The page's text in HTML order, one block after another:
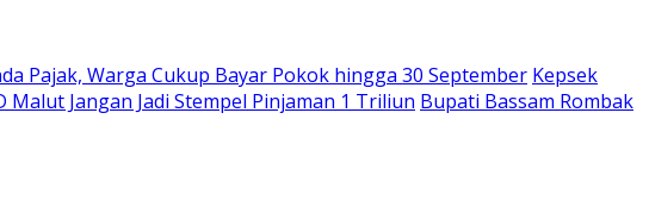
Pajak, Warga Cukup Bayar Pokok hingga 30 September Kepsek
Malut Jangan Jadi Stempel Pinjaman 1 Triliun Bupati Bassam Rombak